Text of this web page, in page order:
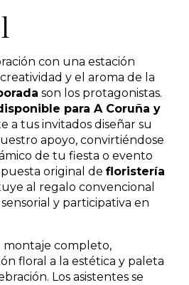
con una estación
y el aroma de la
son los protagonistas.
para A Coruña y
a tus invitados diseñar su
apoyo, convirtiéndose
de tu fiesta o evento
original de floristería
al regalo convencional
y participativa en
montaje completo,
floral a la estética y paleta
Los asistentes se